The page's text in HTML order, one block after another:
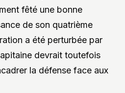
fêté une bonne
de son quatrième
a été perturbée par
devrait toutefois
la défense face aux